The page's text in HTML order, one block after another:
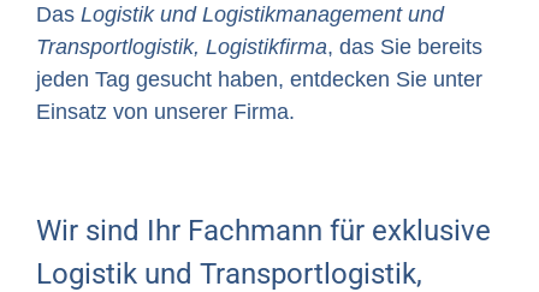
Das Logistik und Logistikmanagement und
Transportlogistik, Logistikfirma, das Sie bereits
jeden Tag gesucht haben, entdecken Sie unter
Einsatz von unserer Firma.
Wir sind Ihr Fachmann für exklusive
Logistik und Transportlogistik,